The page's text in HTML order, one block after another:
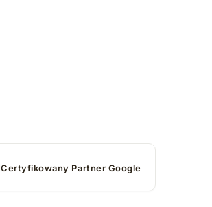
Certyfikowany Partner Google